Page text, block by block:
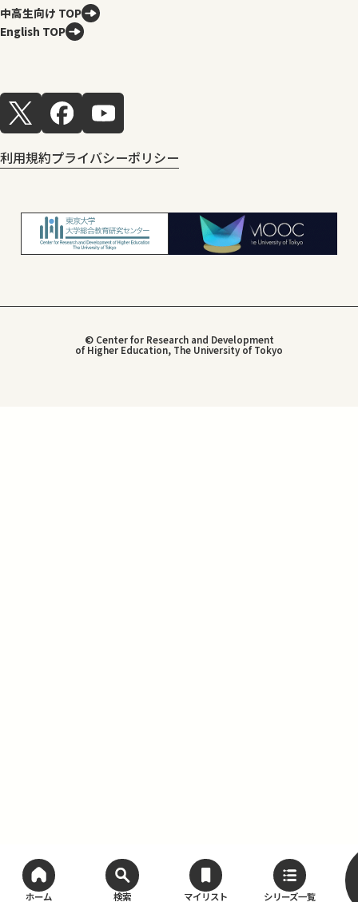
ホーム 検索 マイリスト シリーズ一覧
中高生向け TOP
English TOP
利用規約プライバシーポリシー
© Center for Research and Development
of Higher Education, The University of Tokyo